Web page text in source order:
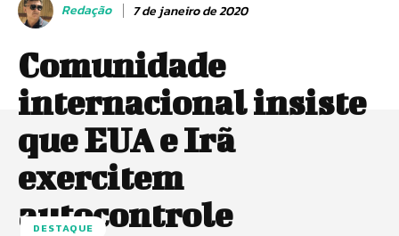
Redação 7 de janeiro de 2020
Comunidade
internacional insiste
que EUA e Irã
exercitem
autocontrole
DESTAQUE